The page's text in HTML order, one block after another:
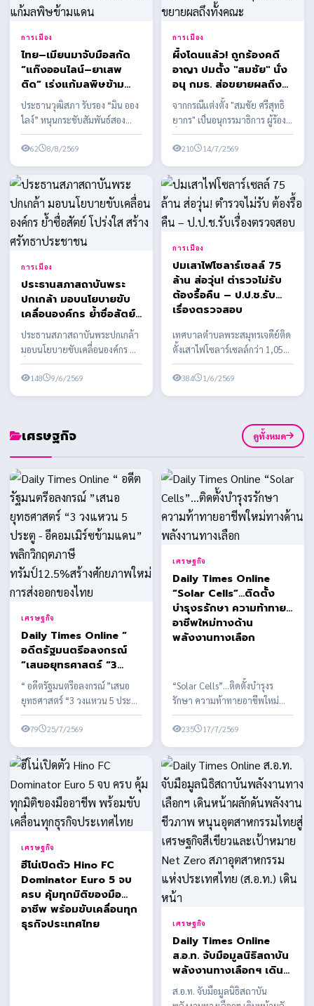
การเมือง
ไทย–เมียนมาจับมือสกัด
“แก๊งออนไลน์–ยาเสพ
ติด” เร่งแก้มลพิษข้าม
แดน
ประธานวุฒิสภา รับรอง “มิน ออง
ไลง์” หนุนกระชับสัมพันธ์สอง
ประเทศ เดินหน้าความร่วมมือ
ด้านความมั่นคง กา...
62 8/8/2569
การเมือง
ผึ้งโดนแล้ว! ถูกร้องคดี
อาญา ปมตั้ง "สมชัย" นั่ง
อนุ กมธ. ส่อขยายผลถึง
ทั้งคณะ
จากกรณีแต่งตั้ง "สมชัย ศรีสุทธิ
ยากร" เป็นอนุกรรมาธิการ ผู้ร้อง
ยื่นเอาผิด สส.พรรคประชาชน
พร้อมเตรียมข...
210 14/7/2569
การเมือง
ประธานสภาสถาบันพระ
ปกเกล้า มอบนโยบายขับ
เคลื่อนองค์กร ย้ำซื่อสัตย์
โปร่งใส สร้างศรัทธา
ประชาชน
ประธานสภาสถาบันพระปกเกล้า
มอบนโยบายขับเคลื่อนองค์กร ย้ำ
ซื่อสัตย์ โปร่งใส สร้างศรัทธา
ประชาชน
148 9/6/2569
การเมือง
ปมเสาไฟโซลาร์เซลล์ 75
ล้าน ส่อวุ่น! ตำรวจไม่รับ
ต้องรื้อคืน – ป.ป.ช.รับ
เรื่องตรวจสอบ
เทศบาลตำบลพระสมุทรเจดีย์ติด
ตั้งเสาไฟโซลาร์เซลล์กว่า 1,058
ต้น งบประมาณกว่า 75 ล้านบาท
พบข้อสงสัยหลาย...
384 1/6/2569
เศรษฐกิจ ดูทั้งหมด
เศรษฐกิจ
Daily Times Online “
อดีตรัฐมนตรีอลงกรณ์
”เสนอยุทธศาสตร์ “3
วงแหวน 5 ประตู -
อีคอมเมิร์ซข้ามแดน”
พลิกวิกฤตภาษี
ทรัมป์12.5%สร้าง
“ อดีตรัฐมนตรีอลงกรณ์ ”เสนอ
ยุทธศาสตร์ “3 วงแหวน 5 ประตู -
อีคอมเมิร์ซข้ามแดน” พลิกวิกฤต
ภาษีทรัมป์12...
79 25/7/2569
เศรษฐกิจ
Daily Times Online
“Solar Cells”…ติดตั้ง
บำรุงรรักษา ความท้าทาย
อาชีพใหม่ทางด้าน
พลังงานทางเลือก
“Solar Cells”…ติดตั้งบำรุงร
รักษา ความท้าทายอาชีพใหม่
ทางด้านพลังงานทางเลือก
พลังงานสะอาด ในประเทศไทย
235 17/7/2569
เศรษฐกิจ
ฮีโน่เปิดตัว Hino FC
Dominator Euro 5 จบ
ครบ คุ้มทุกมิติของมือ
อาชีพ พร้อมขับเคลื่อนทุก
ธุรกิจประเทศไทย
เศรษฐกิจ
Daily Times Online
ส.อ.ท. จับมือมูลนิธิสถาบัน
พลังงานทางเลือกฯ เดิน
หน้าผลักดันพลังงาน
ชีวภาพ หนุนอุตสาหกรรม
ส.อ.ท. จับมือมูลนิธิสถาบัน